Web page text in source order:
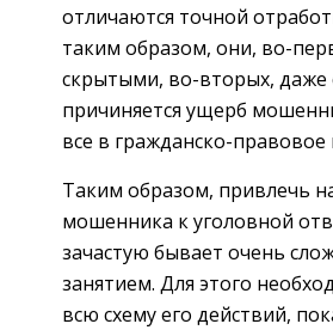
отличаются точной
таким образом, они, во-
скрытыми, во-вторых, даже
причиняется ущерб
все в гражданско-правовое
Таким образом, привлечь
мошенника к уголовной
зачастую бывает очень
занятием. Для этого
всю схему его действий,